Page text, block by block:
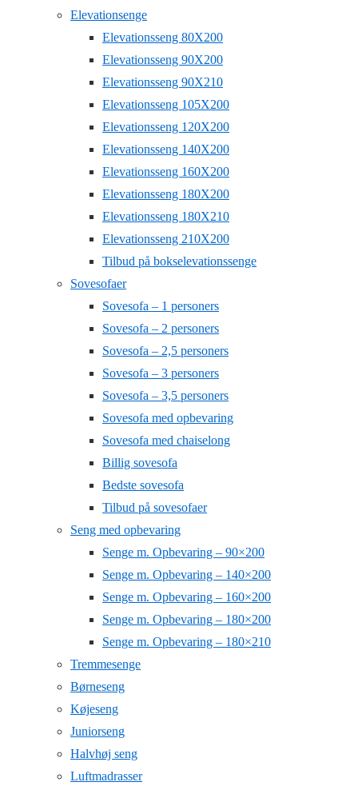
Elevationsenge
Elevationsseng 80X200
Elevationsseng 90X200
Elevationsseng 90X210
Elevationsseng 105X200
Elevationsseng 120X200
Elevationsseng 140X200
Elevationsseng 160X200
Elevationsseng 180X200
Elevationsseng 180X210
Elevationsseng 210X200
Tilbud på bokselevationssenge
Sovesofaer
Sovesofa – 1 personers
Sovesofa – 2 personers
Sovesofa – 2,5 personers
Sovesofa – 3 personers
Sovesofa – 3,5 personers
Sovesofa med opbevaring
Sovesofa med chaiselong
Billig sovesofa
Bedste sovesofa
Tilbud på sovesofaer
Seng med opbevaring
Senge m. Opbevaring – 90×200
Senge m. Opbevaring – 140×200
Senge m. Opbevaring – 160×200
Senge m. Opbevaring – 180×200
Senge m. Opbevaring – 180×210
Tremmesenge
Børneseng
Køjeseng
Juniorseng
Halvhøj seng
Luftmadrasser